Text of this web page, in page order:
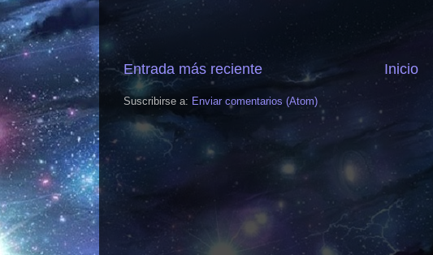
Entrada más reciente Inicio
Suscribirse a: Enviar comentarios (Atom)